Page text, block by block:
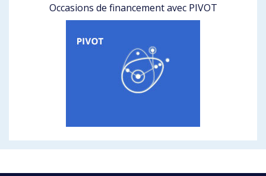
Occasions de financement avec PIVOT